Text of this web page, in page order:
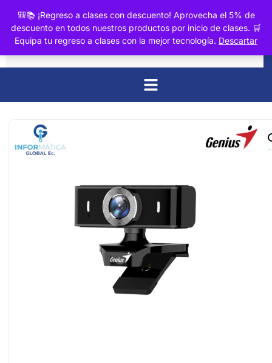
🎒📚 ¡Regreso a clases con descuento! Aprovecha el 5% de
descuento en todos nuestros productos por inicio de clases. 🛒
Equipa tu regreso a clases con la mejor tecnología. Descartar